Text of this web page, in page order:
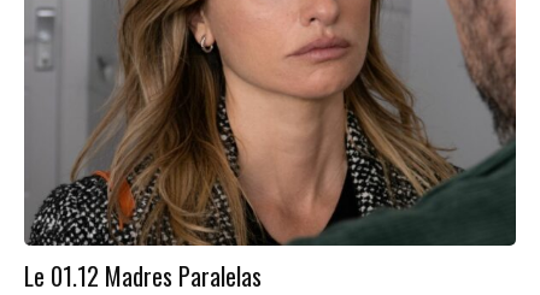
Le 01.12 Madres Paralelas